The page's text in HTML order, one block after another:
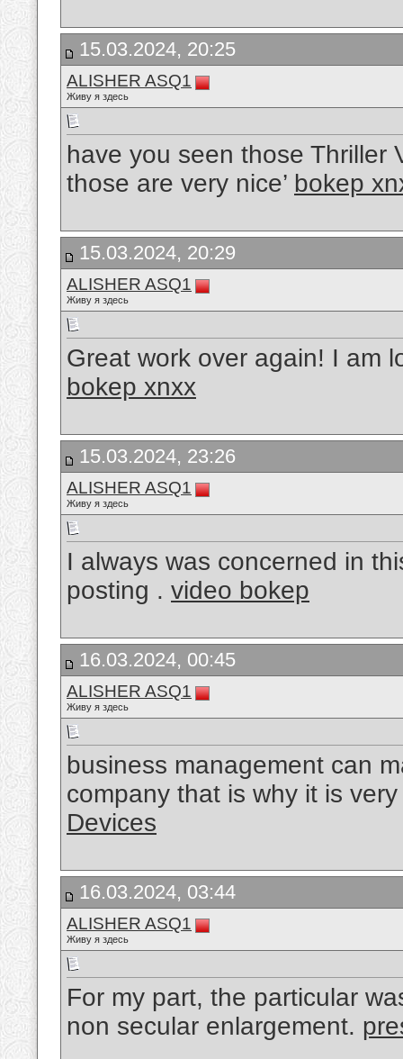
15.03.2024, 20:25
ALISHER ASQ1
Живу я здесь
have you seen those Thriller
those are very nice’ bokep
15.03.2024, 20:29
ALISHER ASQ1
Живу я здесь
Great work over again! I am
bokep xnxx
15.03.2024, 23:26
ALISHER ASQ1
Живу я здесь
I always was concerned in
posting . video bokep
16.03.2024, 00:45
ALISHER ASQ1
Живу я здесь
business management can
company that is why it is
Devices
16.03.2024, 03:44
ALISHER ASQ1
Живу я здесь
For my part, the particular
non secular enlargement.